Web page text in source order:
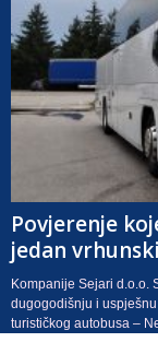
Povjerenje
jedan
Kompanije Sejari d.o.o.
dugogodišnju i
turističkog autobusa –